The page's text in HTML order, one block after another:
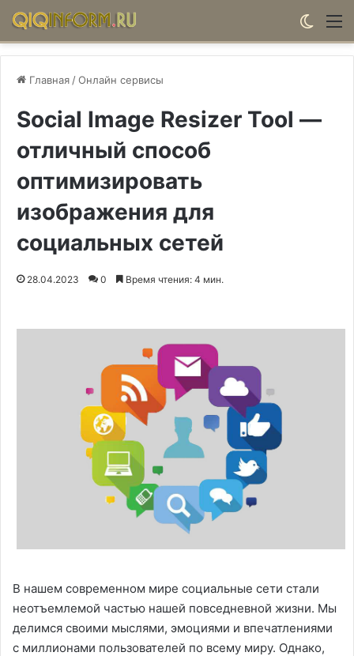
Главная /Онлайн сервисы
Social Image Resizer Tool —
отличный способ
оптимизировать
изображения для
социальных сетей
28.04.2023 0 Время чтения: 4 мин.
В нашем современном мире социальные сети стали
неотъемлемой частью нашей повседневной жизни. Мы
делимся своими мыслями, эмоциями и впечатлениями
с миллионами пользователей по всему миру. Однако,